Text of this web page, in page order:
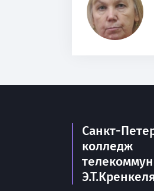
Санкт-
колледж